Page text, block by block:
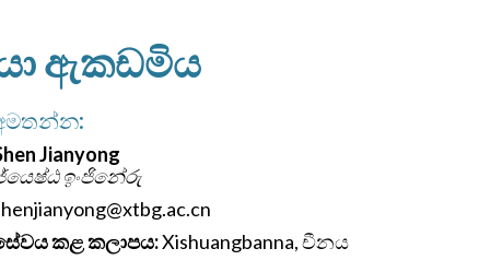
ඇකඩමිය
Jianyong
ඉංජිනේරු
කළ කලාපය:Xishuangbanna, චීනය